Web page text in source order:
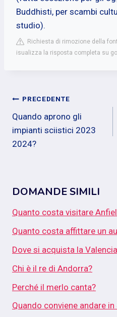
Buddhisti, per scambi
studio).
Richiesta di rimozione della
isualizza la risposta completa su
Navigazione
articoli
PRECEDENTE
Quando aprono gli
impianti sciistici 2023
2024?
DOMANDE SIMILI
Quanto costa visitare
Quanto costa affittare un
Dove si acquista la
Chi è il re di Andorra?
Perché il merlo canta?
Quando conviene andare in